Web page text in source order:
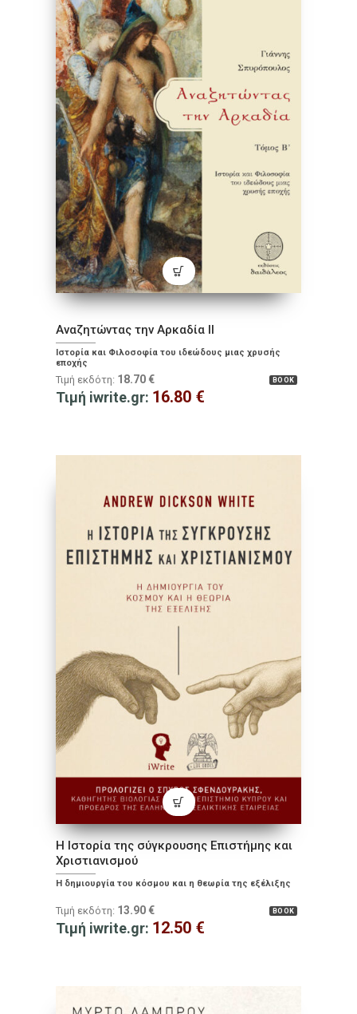
Αναζητώντας την Αρκαδία ΙΙ
Ιστορία και Φιλοσοφία του ιδεώδους μιας χρυσής
εποχής
BOOK
Τιμή εκδότη: 18.70 €
Τιμή iwrite.gr: 16.80 €
Η Ιστορία της σύγκρουσης Επιστήμης και
Χριστιανισμού
Η δημιουργία του κόσμου και η θεωρία της εξέλιξης
BOOK
Τιμή εκδότη: 13.90 €
Τιμή iwrite.gr: 12.50 €